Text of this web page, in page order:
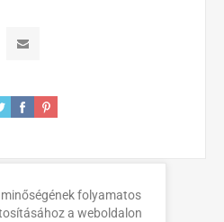
folyamatos
a weboldalon